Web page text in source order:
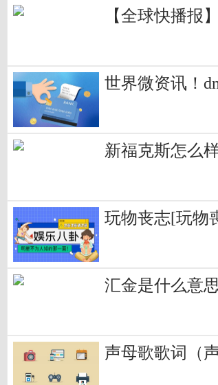
【全球快播报
世界微资讯！
新福克斯怎么
玩物丧志[玩物
汇金是什么意
声母歌歌词（